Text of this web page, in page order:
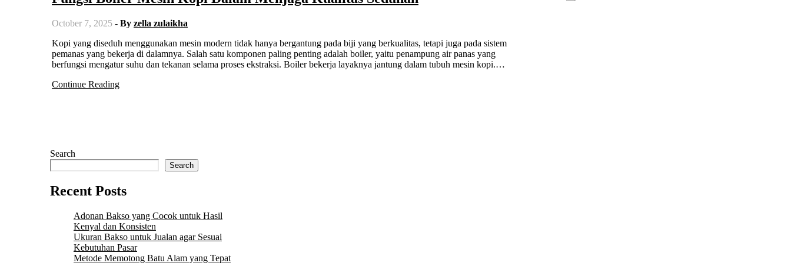
October 7, 2025 - By zella zulaikha
Kopi yang diseduh menggunakan mesin modern tidak hanya bergantung pada biji yang berkualitas, tetapi juga pada sistem
pemanas yang bekerja di dalamnya. Salah satu komponen paling penting adalah boiler, yaitu penampung air panas yang
berfungsi mengatur suhu dan tekanan selama proses ekstraksi. Boiler bekerja layaknya jantung dalam tubuh mesin kopi.…
Continue Reading
Search
Search
Recent Posts
Adonan Bakso yang Cocok untuk Hasil
Kenyal dan Konsisten
Ukuran Bakso untuk Jualan agar Sesuai
Kebutuhan Pasar
Metode Memotong Batu Alam yang Tepat